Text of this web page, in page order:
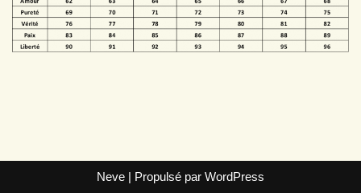
Neve | Propulsé par WordPress